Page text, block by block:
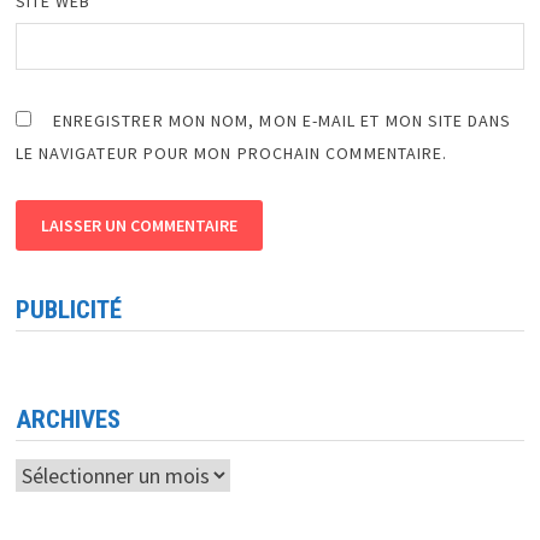
ENREGISTRER MON NOM, MON E-MAIL ET MON SITE DANS
LE NAVIGATEUR POUR MON PROCHAIN COMMENTAIRE.
PUBLICITÉ
ARCHIVES
Archives